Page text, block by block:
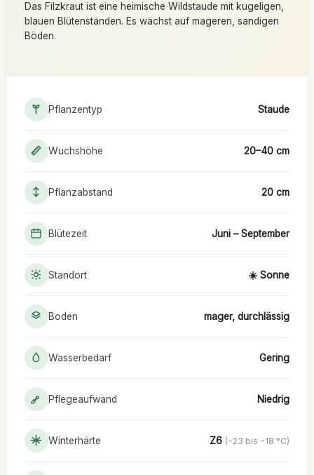
Das Filzkraut ist eine heimische Wildstaude mit kugeligen,
blauen Blütenständen. Es wächst auf mageren, sandigen
Böden.
Pflanzentyp Staude
Wuchshöhe 20–40 cm
Pflanzabstand 20 cm
Blütezeit Juni – September
Standort ☀️ Sonne
Boden mager, durchlässig
Wasserbedarf Gering
Pflegeaufwand Niedrig
Winterhärte Z6 (−23 bis −18 °C)